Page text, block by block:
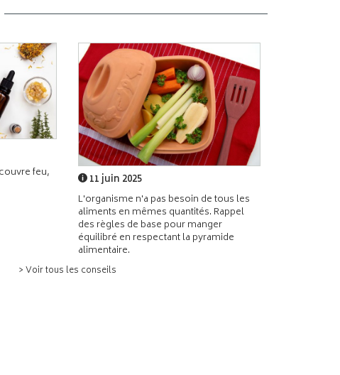
feu,
11 juin 2025
L'organisme n'a pas besoin de tous les
aliments en mêmes quantités. Rappel
des règles de base pour manger
équilibré en respectant la pyramide
alimentaire.
> Voir tous les conseils